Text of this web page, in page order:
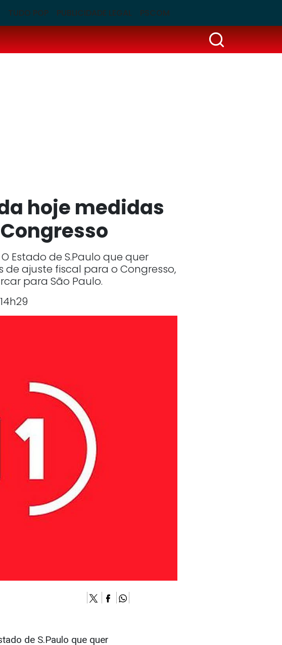
TUDO POP PUBLICIDADE LEGAL PSCOM
hoje medidas
Estado de S.Paulo que quer
ajuste fiscal para o Congresso,
para São Paulo.
de S.Paulo que quer